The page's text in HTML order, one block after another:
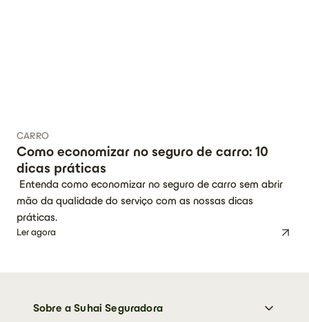
CARRO
Como economizar no seguro de carro: 10
dicas práticas
Entenda como economizar no seguro de carro sem abrir
mão da qualidade do serviço com as nossas dicas
práticas.
Ler agora
Sobre a Suhai Seguradora